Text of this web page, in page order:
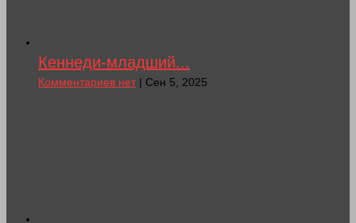
Кеннеди-младший...
Комментариев нет| Сен 5, 2025